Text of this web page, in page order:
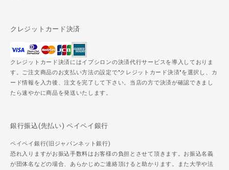
クレジットカード決済
クレジットカード決済にはイプシロンの決済代行サービスを導入しておりま
す。ご注文商品のお支払い方法の設定で"クレジットカード決済"を選択し、カ
ード情報を入力後、注文を完了して下さい。当店の方で決済が確認できまし
たら速やかに商品を発送いたします。
銀行振込(先払い) ペイペイ銀行
ペイペイ銀行(旧ジャパンネット銀行)
恐れ入りますがお振込手数料はお客様の負担とさせて頂きます。お振込名義
が団体名などの場合、あらかじめご連絡頂けると助かります。また大学や法